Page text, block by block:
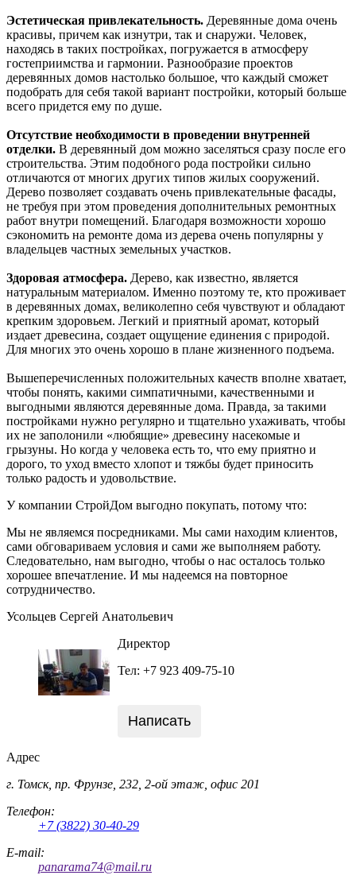
Эстетическая привлекательность. Деревянные дома очень
красивы, причем как изнутри, так и снаружи. Человек,
находясь в таких постройках, погружается в атмосферу
гостеприимства и гармонии. Разнообразие проектов
деревянных домов настолько большое, что каждый сможет
подобрать для себя такой вариант постройки, который больше
всего придется ему по душе.
Отсутствие необходимости в проведении внутренней
отделки. В деревянный дом можно заселяться сразу после его
строительства. Этим подобного рода постройки сильно
отличаются от многих других типов жилых сооружений.
Дерево позволяет создавать очень привлекательные фасады,
не требуя при этом проведения дополнительных ремонтных
работ внутри помещений. Благодаря возможности хорошо
сэкономить на ремонте дома из дерева очень популярны у
владельцев частных земельных участков.
Здоровая атмосфера. Дерево, как известно, является
натуральным материалом. Именно поэтому те, кто проживает
в деревянных домах, великолепно себя чувствуют и обладают
крепким здоровьем. Легкий и приятный аромат, который
издает древесина, создает ощущение единения с природой.
Для многих это очень хорошо в плане жизненного подъема.
Вышеперечисленных положительных качеств вполне хватает,
чтобы понять, какими симпатичными, качественными и
выгодными являются деревянные дома. Правда, за такими
постройками нужно регулярно и тщательно ухаживать, чтобы
их не заполонили «любящие» древесину насекомые и
грызуны. Но когда у человека есть то, что ему приятно и
дорого, то уход вместо хлопот и тяжбы будет приносить
только радость и удовольствие.
У компании СтройДом выгодно покупать, потому что:
Мы не являемся посредниками. Мы сами находим клиентов,
сами обговариваем условия и сами же выполняем работу.
Следовательно, нам выгодно, чтобы о нас осталось только
хорошее впечатление. И мы надеемся на повторное
сотрудничество.
Усольцев Сергей Анатольевич
Директор
Тел: +7 923 409-75-10
Написать
Адрес
г. Томск, пр. Фрунзе, 232, 2-ой этаж, офис 201
Телефон:
+7 (3822) 30-40-29
E-mail:
panarama74@mail.ru